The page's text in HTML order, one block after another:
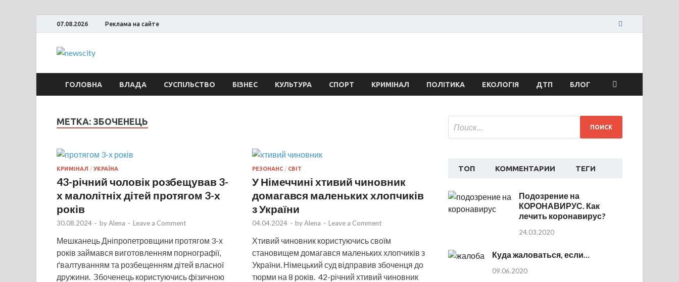
07.08.2026 Реклама на сайте
NewsCity — свежие новости Запорожья сегодня
ГОЛОВНА ВЛАДА СУСПІЛЬСТВО БІЗНЕС КУЛЬТУРА СПОРТ КРИМІНАЛ ПОЛІТИКА ЕКОЛОГІЯ ДТП БЛОГ
МЕТКА: ЗБОЧЕНЕЦЬ
КРИМІНАЛ / УКРАЇНА
43-річний чоловік розбещував 3-
х малолітніх дітей протягом 3-х
років
30.08.2024 - byAlena - Leave a Comment
Мешканець Дніпропетровщини протягом 3-х
років займався виготовленням порнографії,
ґвалтуванням та розбещенням дітей власної
дружини. Збоченець користуючись фізичною
РЕЗОНАНС / СВІТ
У Німеччині хтивий чиновник
домагався маленьких хлопчиків
з України
04.04.2024 - byAlena - Leave a Comment
Хтивий чиновник користуючись своїм
становищем домагався маленьких хлопчиків з
України. Німецький суд відправив збоченця до
тюрми на 8 років. 42-річний хтивий чиновник
ТОП КОММЕНТАРИИ ТЕГИ
Подозрение на
КОРОНАВИРУС. Как
лечить коронавирус?
24.03.2020
Куда жаловаться, если…
09.06.2020